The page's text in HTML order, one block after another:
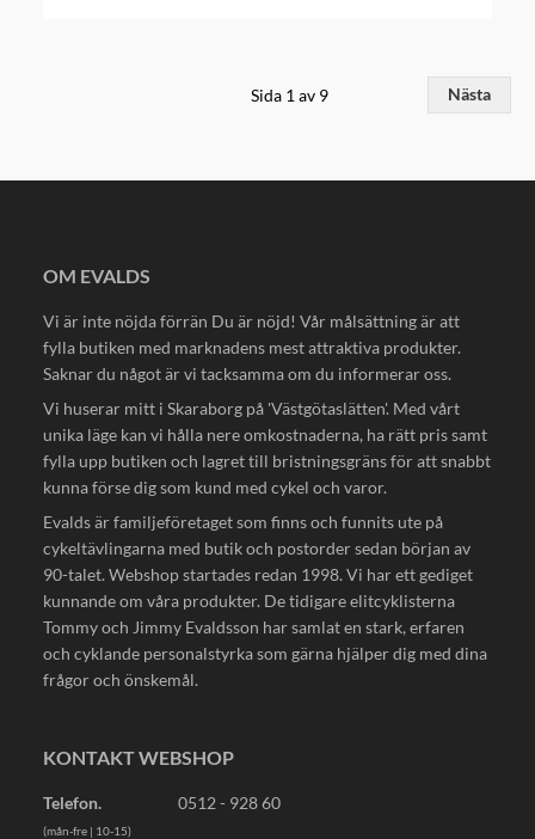
Sida 1 av 9 Nästa
OM EVALDS
Vi är inte nöjda förrän Du är nöjd! Vår målsättning är att
fylla butiken med marknadens mest attraktiva produkter.
Saknar du något är vi tacksamma om du informerar oss.
Vi huserar mitt i Skaraborg på 'Västgötaslätten'. Med vårt
unika läge kan vi hålla nere omkostnaderna, ha rätt pris samt
fylla upp butiken och lagret till bristningsgräns för att snabbt
kunna förse dig som kund med cykel och varor.
Evalds är familjeföretaget som finns och funnits ute på
cykeltävlingarna med butik och postorder sedan början av
90-talet. Webshop startades redan 1998. Vi har ett gediget
kunnande om våra produkter. De tidigare elitcyklisterna
Tommy och Jimmy Evaldsson har samlat en stark, erfaren
och cyklande personalstyrka som gärna hjälper dig med dina
frågor och önskemål.
KONTAKT WEBSHOP
Telefon. 0512 - 928 60
(mån-fre | 10-15)